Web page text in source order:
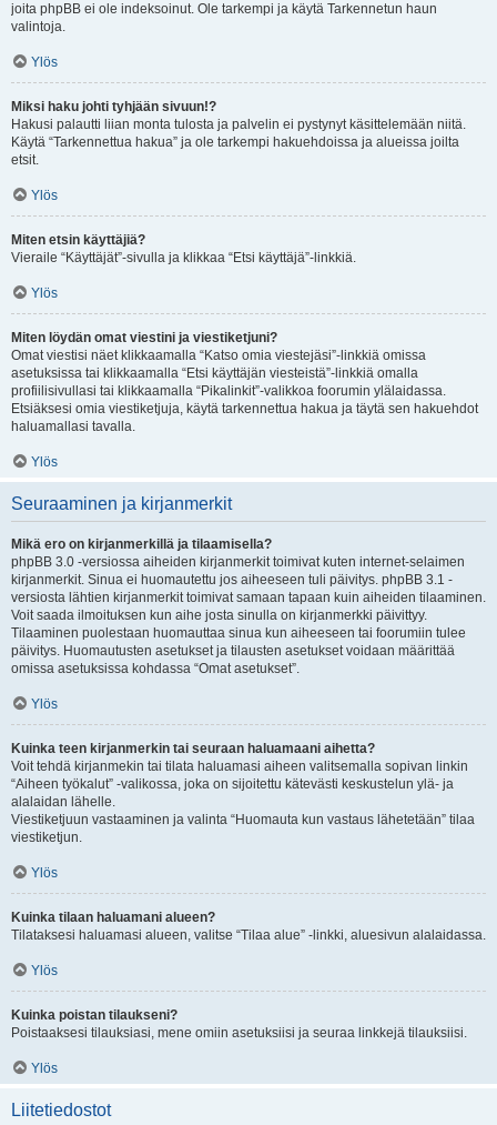
joita phpBB ei ole indeksoinut. Ole tarkempi ja käytä Tarkennetun haun
valintoja.
Ylös
Miksi haku johti tyhjään sivuun!?
Hakusi palautti liian monta tulosta ja palvelin ei pystynyt käsittelemään niitä.
Käytä “Tarkennettua hakua” ja ole tarkempi hakuehdoissa ja alueissa joilta
etsit.
Ylös
Miten etsin käyttäjiä?
Vieraile “Käyttäjät”-sivulla ja klikkaa “Etsi käyttäjä”-linkkiä.
Ylös
Miten löydän omat viestini ja viestiketjuni?
Omat viestisi näet klikkaamalla “Katso omia viestejäsi”-linkkiä omissa
asetuksissa tai klikkaamalla “Etsi käyttäjän viesteistä”-linkkiä omalla
profiilisivullasi tai klikkaamalla “Pikalinkit”-valikkoa foorumin ylälaidassa.
Etsiäksesi omia viestiketjuja, käytä tarkennettua hakua ja täytä sen hakuehdot
haluamallasi tavalla.
Ylös
Seuraaminen ja kirjanmerkit
Mikä ero on kirjanmerkillä ja tilaamisella?
phpBB 3.0 -versiossa aiheiden kirjanmerkit toimivat kuten internet-selaimen
kirjanmerkit. Sinua ei huomautettu jos aiheeseen tuli päivitys. phpBB 3.1 -
versiosta lähtien kirjanmerkit toimivat samaan tapaan kuin aiheiden tilaaminen.
Voit saada ilmoituksen kun aihe josta sinulla on kirjanmerkki päivittyy.
Tilaaminen puolestaan huomauttaa sinua kun aiheeseen tai foorumiin tulee
päivitys. Huomautusten asetukset ja tilausten asetukset voidaan määrittää
omissa asetuksissa kohdassa “Omat asetukset”.
Ylös
Kuinka teen kirjanmerkin tai seuraan haluamaani aihetta?
Voit tehdä kirjanmekin tai tilata haluamasi aiheen valitsemalla sopivan linkin
“Aiheen työkalut” -valikossa, joka on sijoitettu kätevästi keskustelun ylä- ja
alalaidan lähelle.
Viestiketjuun vastaaminen ja valinta “Huomauta kun vastaus lähetetään” tilaa
viestiketjun.
Ylös
Kuinka tilaan haluamani alueen?
Tilataksesi haluamasi alueen, valitse “Tilaa alue” -linkki, aluesivun alalaidassa.
Ylös
Kuinka poistan tilaukseni?
Poistaaksesi tilauksiasi, mene omiin asetuksiisi ja seuraa linkkejä tilauksiisi.
Ylös
Liitetiedostot